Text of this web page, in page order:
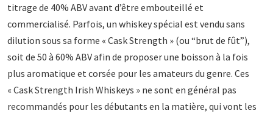
titrage de 40% ABV avant d’être embouteillé et
commercialisé. Parfois, un whiskey spécial est vendu sans
dilution sous sa forme « Cask Strength » (ou “brut de fût”),
soit de 50 à 60% ABV afin de proposer une boisson à la fois
plus aromatique et corsée pour les amateurs du genre. Ces
« Cask Strength Irish Whiskeys » ne sont en général pas
recommandés pour les débutants en la matière, qui vont les